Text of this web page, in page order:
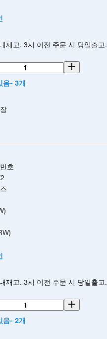
재고. 3시 이전 주문 시 당일출고.
음- 3개
호
)
재고. 3시 이전 주문 시 당일출고.
음- 2개